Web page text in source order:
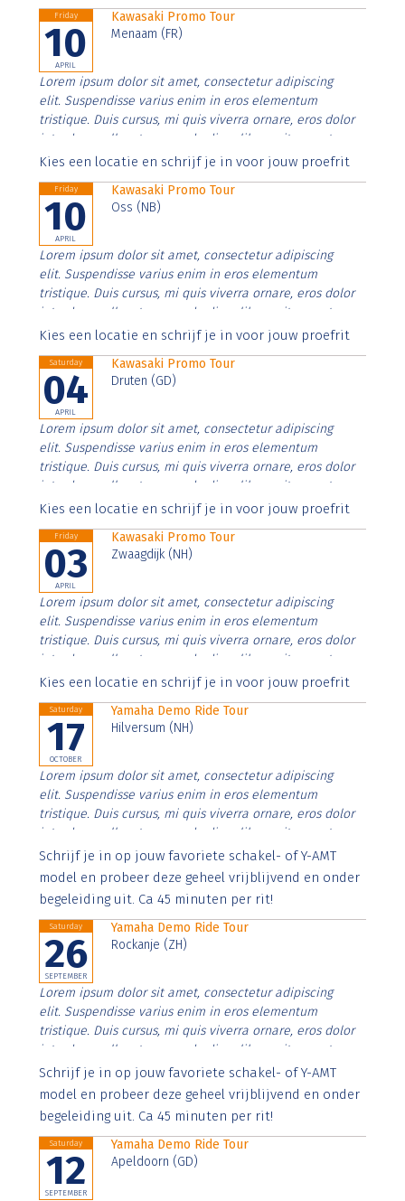
Friday
10
APRIL
Kawasaki Promo Tour
Menaam (FR)
Lorem ipsum dolor sit amet, consectetur adipiscing
elit. Suspendisse varius enim in eros elementum
tristique. Duis cursus, mi quis viverra ornare, eros dolor
interdum nulla, ut commodo diam libero vitae erat.
Aenean faucibus nibh et justo cursus id rutrum lorem
Kies een locatie en schrijf je in voor jouw proefrit
Friday
10
APRIL
Kawasaki Promo Tour
Oss (NB)
Lorem ipsum dolor sit amet, consectetur adipiscing
elit. Suspendisse varius enim in eros elementum
tristique. Duis cursus, mi quis viverra ornare, eros dolor
interdum nulla, ut commodo diam libero vitae erat.
Aenean faucibus nibh et justo cursus id rutrum lorem
Kies een locatie en schrijf je in voor jouw proefrit
Saturday
04
APRIL
Kawasaki Promo Tour
Druten (GD)
Lorem ipsum dolor sit amet, consectetur adipiscing
elit. Suspendisse varius enim in eros elementum
tristique. Duis cursus, mi quis viverra ornare, eros dolor
interdum nulla, ut commodo diam libero vitae erat.
Aenean faucibus nibh et justo cursus id rutrum lorem
Kies een locatie en schrijf je in voor jouw proefrit
Friday
03
APRIL
Kawasaki Promo Tour
Zwaagdijk (NH)
Lorem ipsum dolor sit amet, consectetur adipiscing
elit. Suspendisse varius enim in eros elementum
tristique. Duis cursus, mi quis viverra ornare, eros dolor
interdum nulla, ut commodo diam libero vitae erat.
Aenean faucibus nibh et justo cursus id rutrum lorem
Kies een locatie en schrijf je in voor jouw proefrit
Saturday
17
OCTOBER
Yamaha Demo Ride Tour
Hilversum (NH)
Lorem ipsum dolor sit amet, consectetur adipiscing
elit. Suspendisse varius enim in eros elementum
tristique. Duis cursus, mi quis viverra ornare, eros dolor
interdum nulla, ut commodo diam libero vitae erat.
Aenean faucibus nibh et justo cursus id rutrum lorem
imperdiet. Nunc ut sem vitae risus tristique posuere.
Schrijf je in op jouw favoriete schakel- of Y-AMT
model en probeer deze geheel vrijblijvend en onder
begeleiding uit. Ca 45 minuten per rit!
Saturday
26
SEPTEMBER
Yamaha Demo Ride Tour
Rockanje (ZH)
Lorem ipsum dolor sit amet, consectetur adipiscing
elit. Suspendisse varius enim in eros elementum
tristique. Duis cursus, mi quis viverra ornare, eros dolor
interdum nulla, ut commodo diam libero vitae erat.
Aenean faucibus nibh et justo cursus id rutrum lorem
imperdiet. Nunc ut sem vitae risus tristique posuere.
Schrijf je in op jouw favoriete schakel- of Y-AMT
model en probeer deze geheel vrijblijvend en onder
begeleiding uit. Ca 45 minuten per rit!
Saturday
12
SEPTEMBER
Yamaha Demo Ride Tour
Apeldoorn (GD)